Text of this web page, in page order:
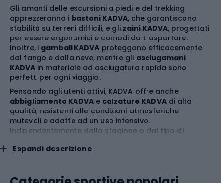
Gli amanti delle escursioni a piedi e del trekking
apprezzeranno i bastoni KADVA, che garantiscono
stabilità su terreni difficili, e gli zaini KADVA, progettati
per essere ergonomici e comodi da trasportare.
Inoltre, i gambali KADVA proteggono efficacemente
dal fango e dalla neve, mentre gli asciugamani
KADVA in materiale ad asciugatura rapida sono
perfetti per ogni viaggio.
Pensando agli utenti attivi, KADVA offre anche
abbigliamento KADVAe calzature KADVAdi alta
qualità, resistenti alle condizioni atmosferiche
mutevoli e adatte ad un uso intensivo.
Indipendentemente dalla stagione o dal tipo di
comfort e sicurezza.
, che combinano resistenza e stile moderno.
Espandi descrizione